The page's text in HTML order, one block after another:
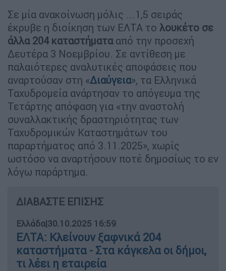
Σε μία ανακοίνωση μόλις ...1,5 σειράς
έκρυβε η διοίκηση των ΕΛΤΑ το λουκέτο σε
άλλα 204 καταστήματααπό την προσεχή
Δευτέρα 3 Νοεμβρίου. Σε αντίθεση με
παλαιότερες αναλυτικές αποφάσεις που
αναρτούσαν στη «Διαύγεια», τα Ελληνικά
Ταχυδρομεία ανάρτησαν το απόγευμα της
Τετάρτης απόφαση για «την αναστολή
συναλλακτικής δραστηριότητας των
Ταχυδρομικών Καταστημάτων του
παραρτήματος από 3.11.2025», χωρίς
ωστόσο να αναρτήσουν ποτέ δημοσίως το εν
λόγω παράρτημα.
ΔΙΑΒΑΣΤΕ ΕΠΙΣΗΣ
Ελλάδα|30.10.2025 16:59
ΕΛΤΑ: Κλείνουν ξαφνικά 204
καταστήματα - Στα κάγκελα οι δήμοι,
τι λέει η εταιρεία